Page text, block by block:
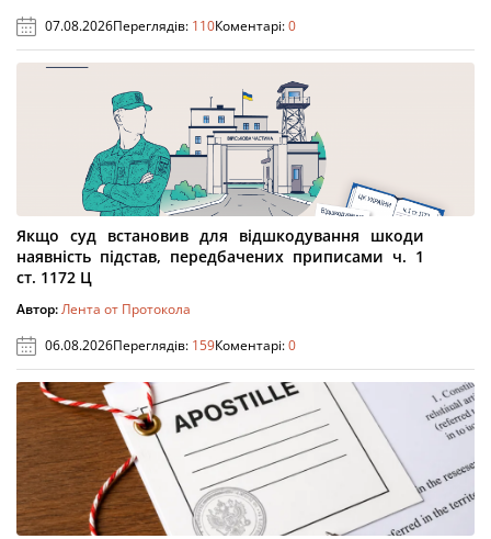
07.08.2026Переглядів: 110Коментарі:0
Якщо суд встановив для відшкодування шкоди
наявність підстав, передбачених приписами ч. 1
ст. 1172 Ц
Автор:Лента от Протокола
06.08.2026Переглядів: 159Коментарі:0